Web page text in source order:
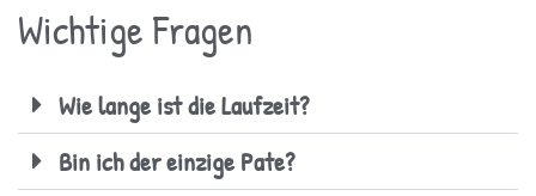
Wichtige Fragen
Wie lange ist die Laufzeit?
Bin ich der einzige Pate?